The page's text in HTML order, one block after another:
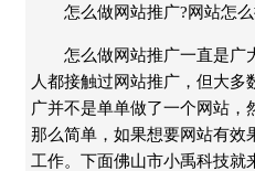
怎么做网站推广?网站怎
怎么做网站推广一直是广
人都接触过网站推广，但大
广并不是单单做了一个网站
那么简单，如果想要网站有效
工作。下面佛山市小禹科技就